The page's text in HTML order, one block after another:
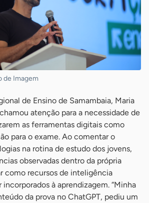
de Imagem
de Ensino de Samambaia, Maria
atenção para a necessidade de
as ferramentas digitais como
para o exame. Ao comentar o
na rotina de estudo dos jovens,
observadas dentro da própria
como recursos de inteligência
à aprendizagem. “Minha
da prova no ChatGPT, pediu um